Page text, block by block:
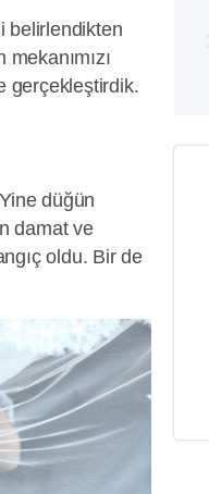
belirlendikten
gerçekleştirdik.
düğün
damat ve
oldu. Bir de